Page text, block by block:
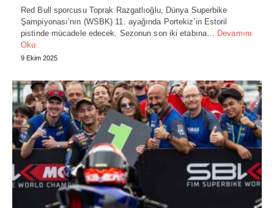
Red Bull sporcusu Toprak Razgatlıoğlu, Dünya Superbike
Şampiyonası’nın (WSBK) 11. ayağında Portekiz’in Estoril
pistinde mücadele edecek. Sezonun son iki etabına… Devamını
Oku
9 Ekim 2025